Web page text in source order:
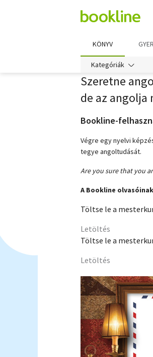
KÖNYV
Kategóriák
Szeretne
de az angolja
Bookline-
Végre egy nyelvi
tegye angoltudását.
Are you sure that you
A Bookline
Töltse le a
Letöltés
Töltse le a
Letöltés